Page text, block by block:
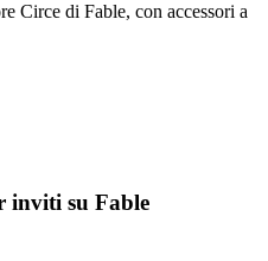
Circe di Fable, con accessori a
inviti su Fable